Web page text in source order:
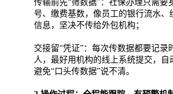
传输前先“筛数据”：社保办理只需要
号、缴费基数，像员工的银行流水、
信息，坚决不传给外包机构；
交接留“凭证”：每次传数据都要记录
人，最好用机构的线上系统提交，自
避免“口头传数据”说不清。